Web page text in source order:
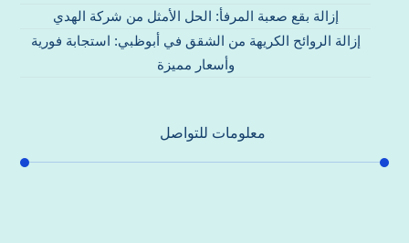
إزالة بقع صعبة المرفأ: الحل الأمثل من شركة الهدي
إزالة الروائح الكريهة من الشقق في أبوظبي: استجابة فورية
وأسعار مميزة
معلومات للتواصل